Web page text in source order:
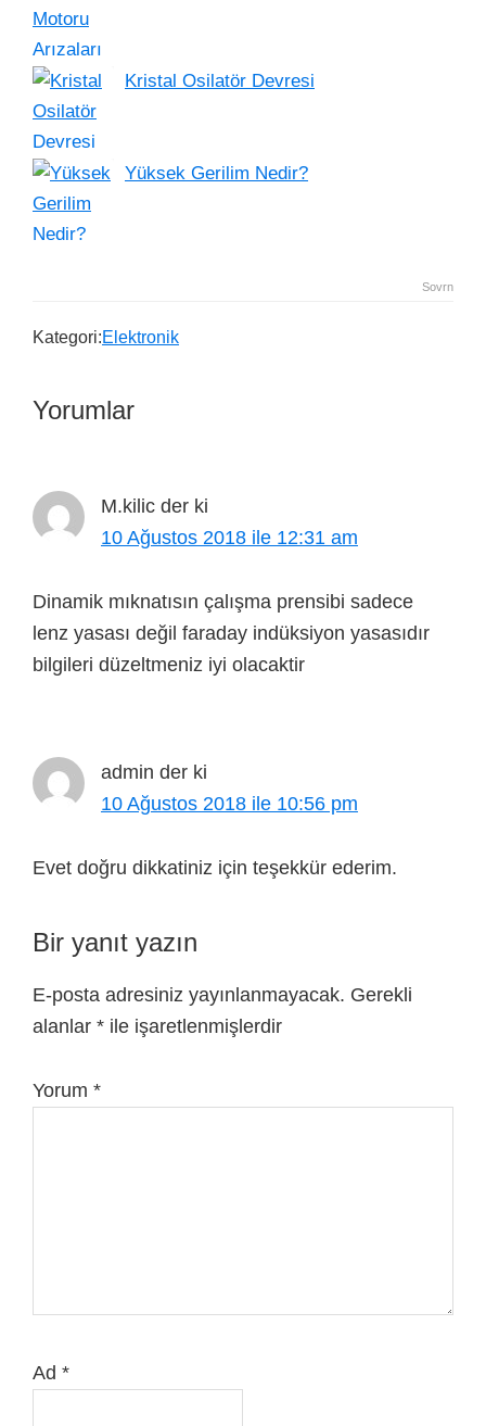
Kristal Osilatör Devresi
Yüksek Gerilim Nedir?
Sovrn
Kategori:Elektronik
Yorumlar
M.kilic der ki
10 Ağustos 2018 ile 12:31 am
Dinamik mıknatısın çalışma prensibi sadece
lenz yasası değil faraday indüksiyon yasasıdır
bilgileri düzeltmeniz iyi olacaktir
admin der ki
10 Ağustos 2018 ile 10:56 pm
Evet doğru dikkatiniz için teşekkür ederim.
Bir yanıt yazın
E-posta adresiniz yayınlanmayacak. Gerekli
alanlar * ile işaretlenmişlerdir
Yorum *
Ad *